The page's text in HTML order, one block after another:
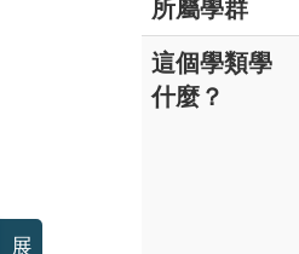
所屬學群
這個學類學
什麼？
展